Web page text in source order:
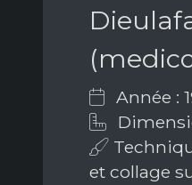
Année :
et collage